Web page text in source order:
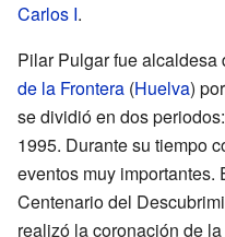
Carlos I.
Pilar Pulgar fue
de la Frontera (Huelva)
se dividió en dos
1995. Durante su tiempo
eventos muy
Centenario del
realizó la coronación de